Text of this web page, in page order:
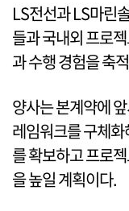
LS전선과 LS마린
들과 국내외 프로
과 수행 경험을 축
양사는 본계약에
레임워크를 구체
를 확보하고 프로
을 높일 계획이다.